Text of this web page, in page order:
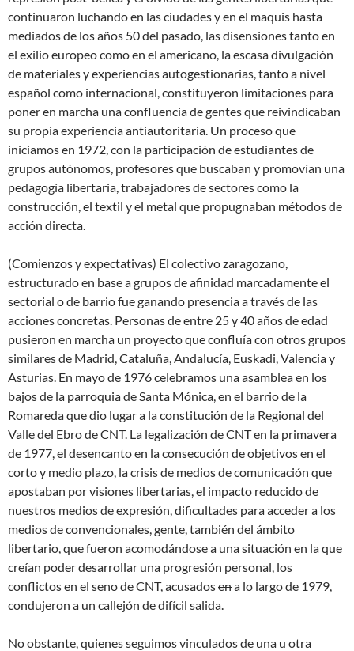
continuaron luchando en las ciudades y en el maquis hasta
mediados de los años 50 del pasado, las disensiones tanto en
el exilio europeo como en el americano, la escasa divulgación
de materiales y experiencias autogestionarias, tanto a nivel
español como internacional, constituyeron limitaciones para
poner en marcha una confluencia de gentes que reivindicaban
su propia experiencia antiautoritaria. Un proceso que
iniciamos en 1972, con la participación de estudiantes de
grupos autónomos, profesores que buscaban y promovían una
pedagogía libertaria, trabajadores de sectores como la
construcción, el textil y el metal que propugnaban métodos de
acción directa.
(Comienzos y expectativas) El colectivo zaragozano,
estructurado en base a grupos de afinidad marcadamente el
sectorial o de barrio fue ganando presencia a través de las
acciones concretas. Personas de entre 25 y 40 años de edad
pusieron en marcha un proyecto que confluía con otros grupos
similares de Madrid, Cataluña, Andalucía, Euskadi, Valencia y
Asturias. En mayo de 1976 celebramos una asamblea en los
bajos de la parroquia de Santa Mónica, en el barrio de la
Romareda que dio lugar a la constitución de la Regional del
Valle del Ebro de CNT. La legalización de CNT en la primavera
de 1977, el desencanto en la consecución de objetivos en el
corto y medio plazo, la crisis de medios de comunicación que
apostaban por visiones libertarias, el impacto reducido de
nuestros medios de expresión, dificultades para acceder a los
medios de convencionales, gente, también del ámbito
libertario, que fueron acomodándose a una situación en la que
creían poder desarrollar una progresión personal, los
conflictos en el seno de CNT, acusadosena lo largo de 1979,
condujeron a un callejón de difícil salida.
No obstante, quienes seguimos vinculados de una u otra